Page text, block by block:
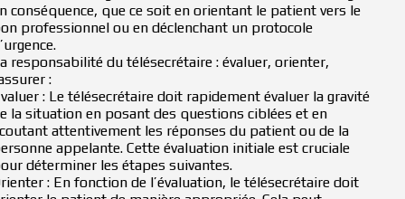
conséquence, que ce soit en orientant le patient vers le
professionnel ou en déclenchant un protocole
responsabilité du télésecrétaire : évaluer, orienter,
:
: Le télésecrétaire doit rapidement évaluer la gravité
la situation en posant des questions ciblées et en
attentivement les réponses du patient ou de la
appelante. Cette évaluation initiale est cruciale
déterminer les étapes suivantes.
: En fonction de l’évaluation, le télésecrétaire doit